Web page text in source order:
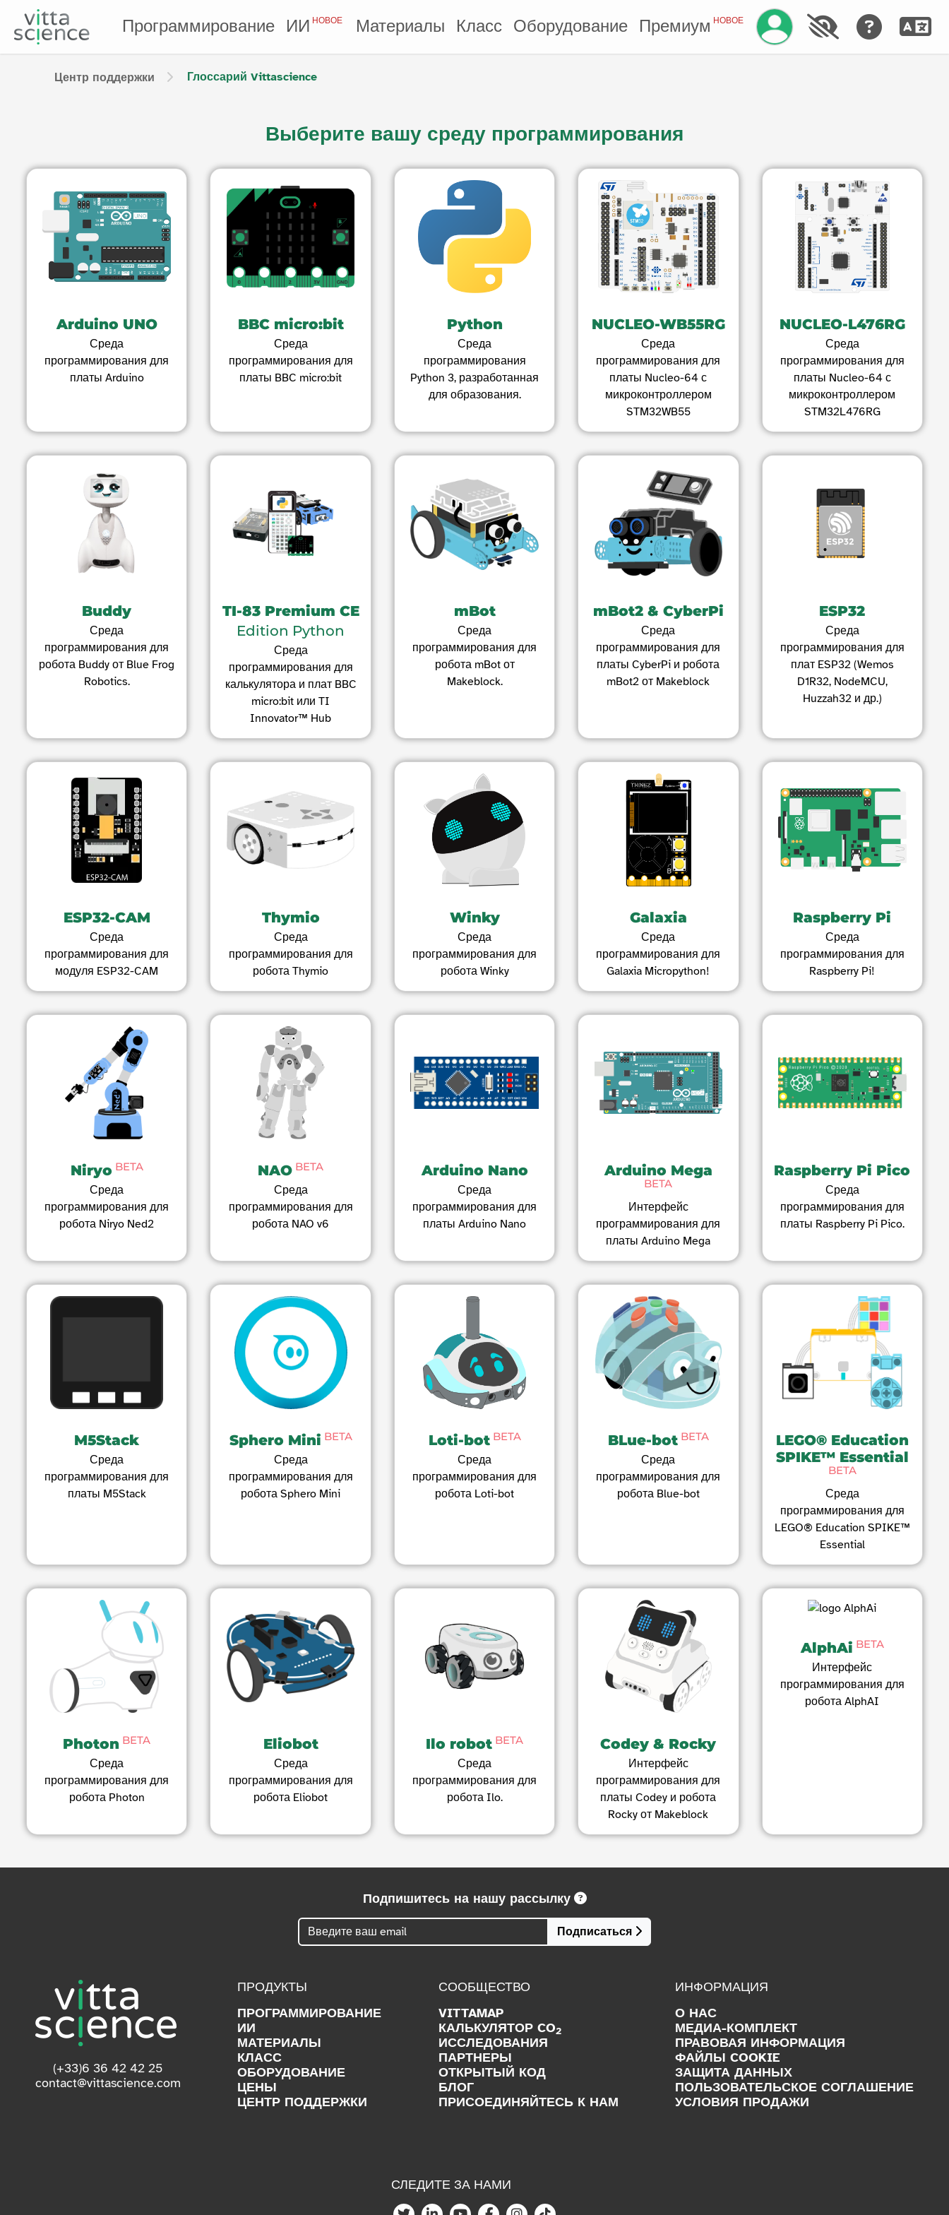
Программирование ИИНОВОЕ Материалы Класс Оборудование ПремиумНОВОЕ Управление аккаунтом
Центр поддержки Глоссарий Vittascience
Выберите вашу среду программирования
Arduino UNO
Среда
программирования для
платы Arduino
BBC micro:bit
Среда
программирования для
платы BBC micro:bit
Python
Среда
программирования
Python 3, разработанная
для образования.
NUCLEO-WB55RG
Среда
программирования для
платы Nucleo-64 с
микроконтроллером
STM32WB55
NUCLEO-L476RG
Среда
программирования для
платы Nucleo-64 с
микроконтроллером
STM32L476RG
Buddy
Среда
программирования для
робота Buddy от Blue Frog
Robotics.
TI-83 Premium CE
Edition Python
Среда
программирования для
калькулятора и плат BBC
micro:bit или TI
Innovator™ Hub
mBot
Среда
программирования для
робота mBot от
Makeblock.
mBot2 & CyberPi
Среда
программирования для
платы CyberPi и робота
mBot2 от Makeblock
ESP32
Среда
программирования для
плат ESP32 (Wemos
D1R32, NodeMCU,
Huzzah32 и др.)
ESP32-CAM
Среда
программирования для
модуля ESP32-CAM
Thymio
Среда
программирования для
робота Thymio
Winky
Среда
программирования для
робота Winky
Galaxia
Среда
программирования для
Galaxia Micropython!
Raspberry Pi
Среда
программирования для
Raspberry Pi!
Niryo BETA
Среда
программирования для
робота Niryo Ned2
NAO BETA
Среда
программирования для
робота NAO v6
Arduino Nano
Среда
программирования для
платы Arduino Nano
Arduino Mega
BETA
Интерфейс
программирования для
платы Arduino Mega
Raspberry Pi Pico
Среда
программирования для
платы Raspberry Pi Pico.
M5Stack
Среда
программирования для
платы M5Stack
Sphero Mini BETA
Среда
программирования для
робота Sphero Mini
Loti-botBETA
Среда
программирования для
робота Loti-bot
BLue-botBETA
Среда
программирования для
робота Blue-bot
LEGO® Education
SPIKE™ Essential
BETA
Среда
программирования для
LEGO® Education SPIKE™
Essential
Photon BETA
Среда
программирования для
робота Photon
Eliobot
Среда
программирования для
робота Eliobot
Ilo robot BETA
Среда
программирования для
робота Ilo.
Codey & Rocky
Интерфейс
программирования для
платы Codey и робота
Rocky от Makeblock
AlphAi BETA
Интерфейс
программирования для
робота AlphAI
Подпишитесь на нашу рассылку
Подписаться
(+33)6 36 42 42 25
contact@vittascience.com
ПРОДУКТЫ
ПРОГРАММИРОВАНИЕ
ИИ
МАТЕРИАЛЫ
КЛАСС
ОБОРУДОВАНИЕ
ЦЕНЫ
ЦЕНТР ПОДДЕРЖКИ
СООБЩЕСТВО
VITTAMAP
КАЛЬКУЛЯТОР CO2
ИССЛЕДОВАНИЯ
ПАРТНЕРЫ
ОТКРЫТЫЙ КОД
БЛОГ
ПРИСОЕДИНЯЙТЕСЬ К НАМ
ИНФОРМАЦИЯ
О НАС
МЕДИА-КОМПЛЕКТ
ПРАВОВАЯ ИНФОРМАЦИЯ
ФАЙЛЫ COOKIE
ЗАЩИТА ДАННЫХ
ПОЛЬЗОВАТЕЛЬСКОЕ СОГЛАШЕНИЕ
УСЛОВИЯ ПРОДАЖИ
СЛЕДИТЕ ЗА НАМИ